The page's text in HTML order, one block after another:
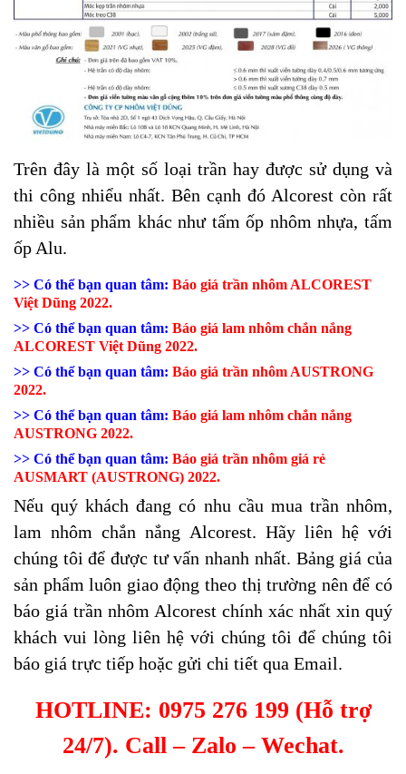
Trên đây là một số loại trần hay được sử dụng và
thi công nhiểu nhất. Bên cạnh đó Alcorest còn rất
nhiều sản phẩm khác như tấm ốp nhôm nhựa, tấm
ốp Alu.
>> Có thể bạn quan tâm: Báo giá trần nhôm ALCOREST
Việt Dũng 2022.
>> Có thể bạn quan tâm: Báo giá lam nhôm chắn nắng
ALCOREST Việt Dũng 2022.
>> Có thể bạn quan tâm: Báo giá trần nhôm AUSTRONG
2022.
>> Có thể bạn quan tâm: Báo giá lam nhôm chắn nắng
AUSTRONG 2022.
>> Có thể bạn quan tâm: Báo giá trần nhôm giá rẻ
AUSMART (AUSTRONG) 2022.
Nếu quý khách đang có nhu cầu mua trần nhôm,
lam nhôm chắn nắng Alcorest. Hãy liên hệ với
chúng tôi để được tư vấn nhanh nhất. Bảng giá của
sản phẩm luôn giao động theo thị trường nên để có
báo giá trần nhôm Alcorest chính xác nhất xin quý
khách vui lòng liên hệ với chúng tôi để chúng tôi
báo giá trực tiếp hoặc gửi chi tiết qua Email.
HOTLINE: 0975 276 199 (Hỗ trợ
24/7). Call – Zalo – Wechat.